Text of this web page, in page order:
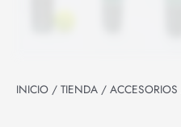
INICIO / TIENDA / ACCESORIOS